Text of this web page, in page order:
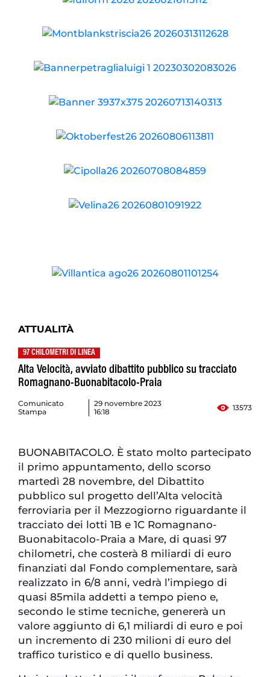
ATTUALITÀ
97 CHILOMETRI DI LINEA
Alta Velocità, avviato dibattito pubblico su tracciato
Romagnano-Buonabitacolo-Praia
Comunicato
Stampa
29 novembre 2023
16:18
13573
BUONABITACOLO. È stato molto partecipato
il primo appuntamento, dello scorso
martedì 28 novembre, del Dibattito
pubblico sul progetto dell’Alta velocità
ferroviaria per il Mezzogiorno riguardante il
tracciato dei lotti 1B e 1C Romagnano-
Buonabitacolo-Praia a Mare, di quasi 97
chilometri, che costerà 8 miliardi di euro
finanziati dal Fondo complementare, sarà
realizzato in 6/8 anni, vedrà l’impiego di
quasi 85mila addetti a tempo pieno e,
secondo le stime tecniche, genererà un
valore aggiunto di 6,1 miliardi di euro e poi
un incremento di 230 milioni di euro del
traffico turistico e di quello business.